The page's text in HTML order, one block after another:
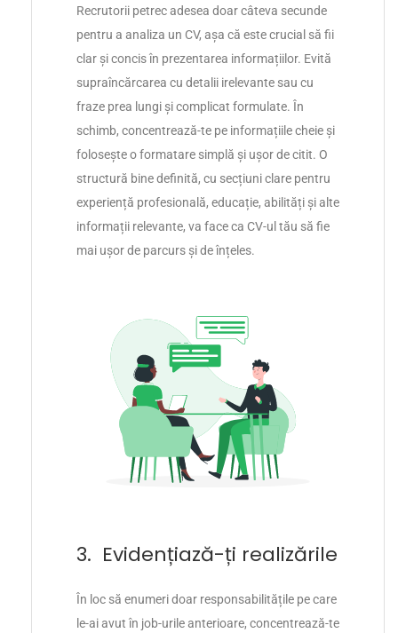
Recrutorii petrec adesea doar câteva secunde
pentru a analiza un CV, așa că este crucial să fii
clar și concis în prezentarea informațiilor. Evită
supraîncărcarea cu detalii irelevante sau cu
fraze prea lungi și complicat formulate. În
schimb, concentrează-te pe informațiile cheie și
folosește o formatare simplă și ușor de citit. O
structură bine definită, cu secțiuni clare pentru
experiență profesională, educație, abilități și alte
informații relevante, va face ca CV-ul tău să fie
mai ușor de parcurs și de înțeles.
3. Evidențiază-ți realizările
În loc să enumeri doar responsabilitățile pe care
le-ai avut în job-urile anterioare, concentrează-te